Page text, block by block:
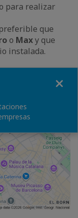
para realizar
que
o Maxy que
instalada.